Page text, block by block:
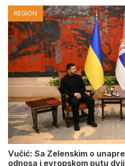
REGION
Vučić: Sa Zelenskim o
odnosa i evropskom putu